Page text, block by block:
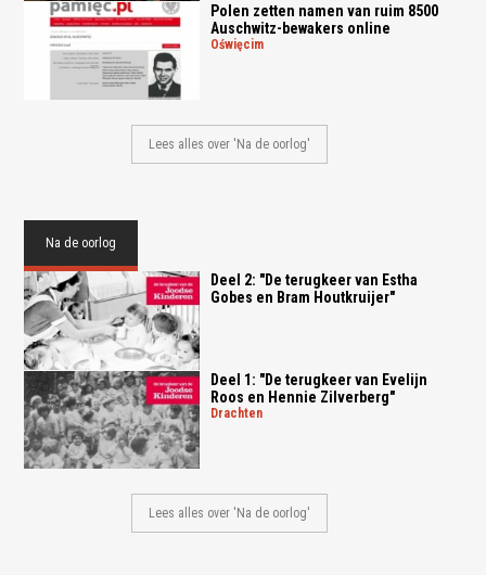
Polen zetten namen van ruim 8500
Auschwitz-bewakers online
oświęcim
Lees alles over 'Na de oorlog'
Na de oorlog
Deel 2: "De terugkeer van Estha
Gobes en Bram Houtkruijer"
Deel 1: "De terugkeer van Evelijn
Roos en Hennie Zilverberg"
drachten
Lees alles over 'Na de oorlog'